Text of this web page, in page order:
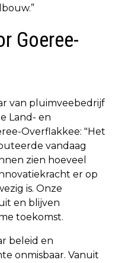
Goeree-
van pluimveebedrijf
Land- en
Overflakkee: "Het
vandaag
zien hoeveel
er op
is. Onze
en blijven
toekomst.
beleid en
onmisbaar. Vanuit